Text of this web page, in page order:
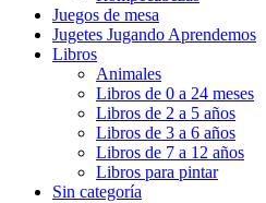
Juegos de mesa
Jugetes Jugando Aprendemos
Libros
Animales
Libros de 0 a 24 meses
Libros de 2 a 5 años
Libros de 3 a 6 años
Libros de 7 a 12 años
Libros para pintar
Sin categoría